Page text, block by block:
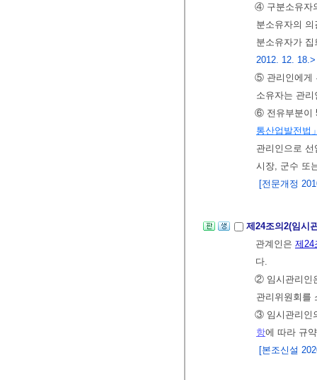
④ 구분소유자
분소유자의
분소유자가
2012. 12. 18.>
⑤ 관리인에게
소유자는 관
⑥ 전유부분이
통산업발전법
관리인으로
시장, 군수 또
[전문개정
제24조의2(임시
관계인은 제24
다.
② 임시관리인
관리위원회를
③ 임시관리인
항에 따라 규
[본조신설